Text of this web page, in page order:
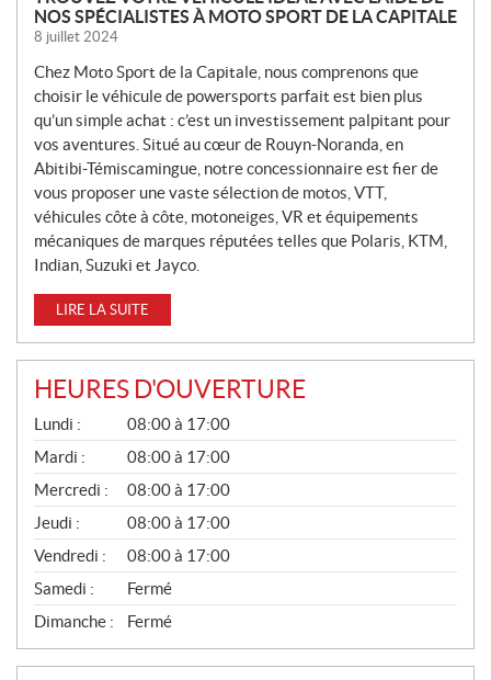
O
U
V
E
L
L
E
S
NOS SPÉCIALISTES À MOTO SPORT DE LA CAPITALE
8 juillet 2024
Chez Moto Sport de la Capitale, nous comprenons que
choisir le véhicule de powersports parfait est bien plus
qu’un simple achat : c’est un investissement palpitant pour
vos aventures. Situé au cœur de Rouyn-Noranda, en
Abitibi-Témiscamingue, notre concessionnaire est fier de
vous proposer une vaste sélection de motos, VTT,
véhicules côte à côte, motoneiges, VR et équipements
mécaniques de marques réputées telles que Polaris, KTM,
Indian, Suzuki et Jayco.
LIRE LA SUITE
HEURES D'OUVERTURE
G
É
N
É
R
A
L
Lundi :
08:00 à 17:00
Mardi :
08:00 à 17:00
Mercredi :
08:00 à 17:00
Jeudi :
08:00 à 17:00
Vendredi :
08:00 à 17:00
Samedi :
Fermé
Dimanche :
Fermé